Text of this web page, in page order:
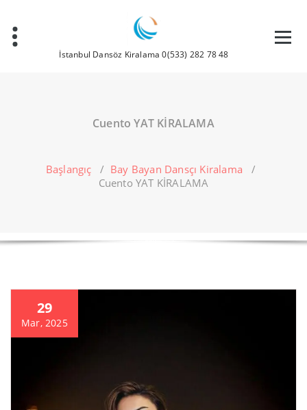
İstanbul Dansöz Kiralama 0(533) 282 78 48
Cuento YAT KİRALAMA
Başlangıç / Bay Bayan Dansçı Kiralama /
Cuento YAT KİRALAMA
29
Mar, 2025